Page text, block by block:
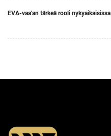
EVA-vaa'an tärkeä rooli